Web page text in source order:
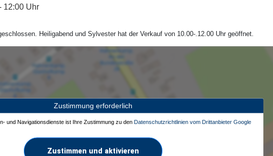
12:00 Uhr
Heiligabend und Sylvester hat der Verkauf von 10.00-.12.00 Uhr geöffnet.
Zustimmung erforderlich
und Navigationsdienste ist Ihre Zustimmung zu den Datenschutzrichtlinien vom Drittanbieter Google
Zustimmen und aktivieren